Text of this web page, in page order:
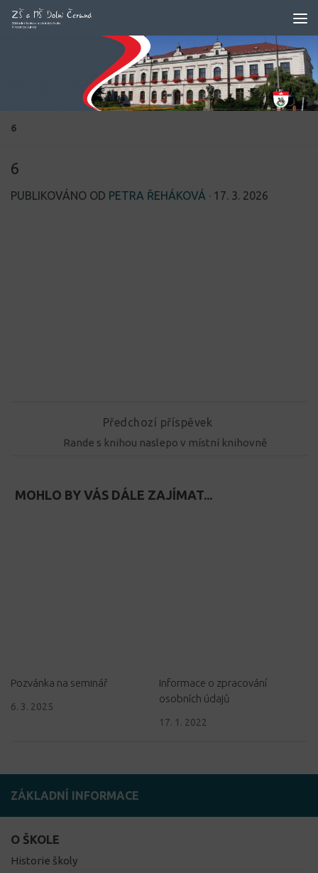
Skip to content
6
6
PUBLIKOVÁNO OD PETRA ŘEHÁKOVÁ · 17. 3. 2026
Předchozí příspěvek
Rande s knihou naslepo v místní knihovně
MOHLO BY VÁS DÁLE ZAJÍMAT...
Pozvánka na seminář
6. 3. 2025
Informace o zpracování
osobních údajů
17. 1. 2022
ZÁKLADNÍ INFORMACE
O ŠKOLE
Historie školy